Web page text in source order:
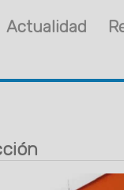
Actualidad